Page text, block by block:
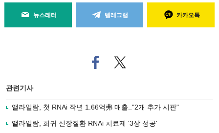
뉴스레터 텔레그램 카카오톡
페
이
로
사
트위
터로
관련기사
앨라일람, 첫 RNAi 작년 1.66억弗 매출.."2개 추가 시판"
앨라일람, 희귀 신장질환 RNAi 치료제 '3상 성공'